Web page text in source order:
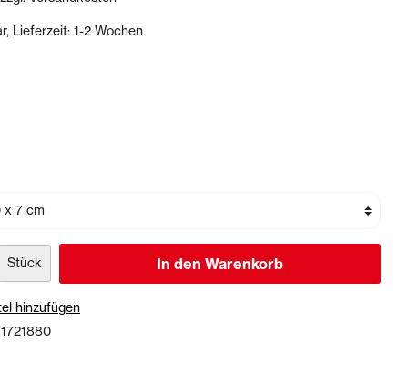
Lieferzeit: 1-2 Wochen
Stück In den Warenkorb
hinzufügen
1721880